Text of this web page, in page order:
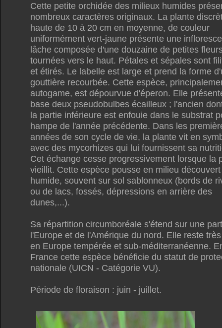
Cette petite orchidée des milieux humides
nombreux caractères originaux. La plante
haute de 10 à 20 cm en moyenne, de couleur
uniformément vert-jaune présente une
lâche composée d'une douzaine de petites
tournées vers le haut. Pétales et sépales sont
et étirés. Le labelle est large et prend la forme
gouttière recourbée. Cette espèce,
autogame, est dépourvue d'éperon. Elle
base deux pseudobulbes écailleux ; l'ancien
la partie inférieure est enfouie dans le substrat
hampe de l'année précédente. Dans les
années de son cycle de vie, la plante vit en
avec des mycorhizes qui lui fournissent sa
Cet échange cesse progressivement lorsque la
vieillit. Cette espèce pousse en milieu découvert
humide, souvent sur sol sablonneux (bords de
ou de lacs, fossés, dépressions en arrière des
dunes,...).
Sa répartition circumboréale s'étend sur une
l'Europe et de l'Amérique du nord. Elle reste
en Europe tempérée et sub-méditerranéenne.
France cette espèce bénéficie du statut de
nationale (UICN - Catégorie VU).
Période de floraison : juin - juillet.